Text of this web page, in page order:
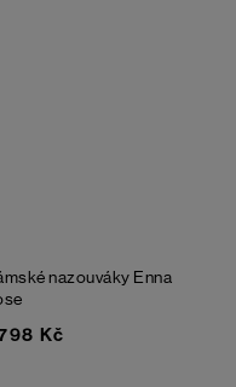
nazouváky Enna
Kč